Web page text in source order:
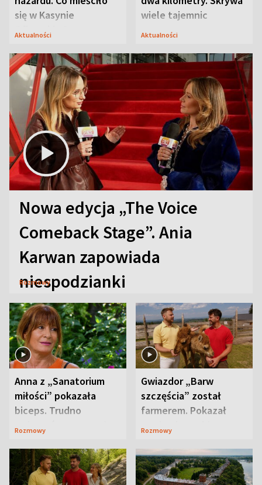
się w Kasynie
Oficerskim?
Aktualności
wiele tajemnic
Aktualności
Nowa edycja „The Voice
Comeback Stage”. Ania
Karwan zapowiada
niespodzianki
Rozmowy
Anna z „Sanatorium
miłości” pokazała
biceps. Trudno
uwierzyć, co przeszła
Rozmowy
Gwiazdor „Barw
szczęścia” został
farmerem. Pokazał
swoje niezwykłe
Rozmowy